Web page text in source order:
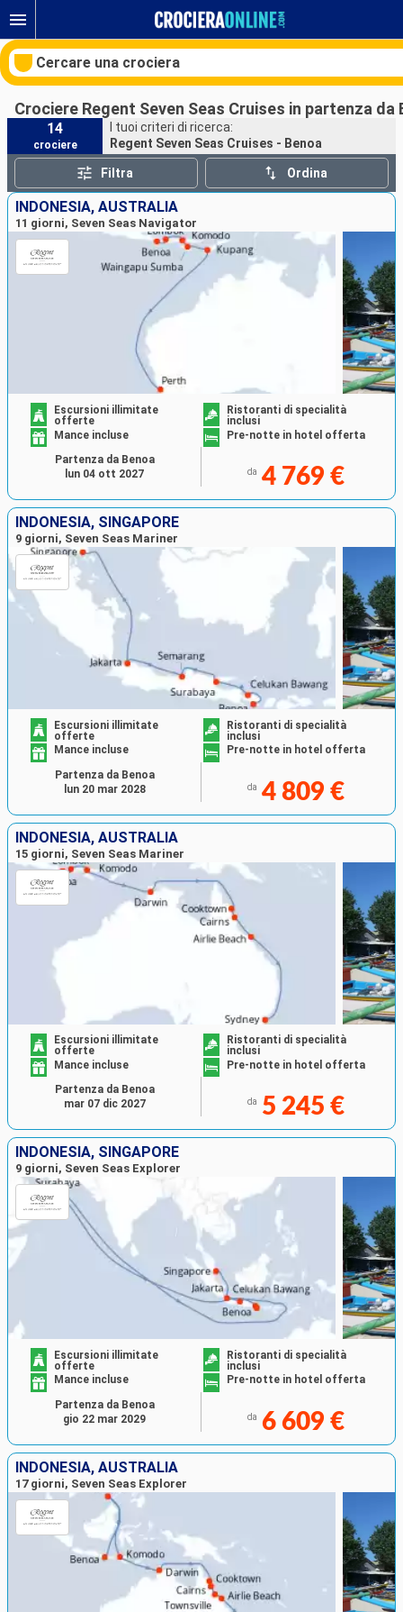
Cercare una crociera
Le nostre destinazioni
Mesi di partenza
Porti Compagnie
Ricerca
Crociere Regent Seven Seas Cruises in partenza da
14
crociere
I tuoi criteri di ricerca:
Regent Seven Seas Cruises - Benoa
Filtra Ordina
INDONESIA, AUSTRALIA
11 giorni, Seven Seas Navigator
Escursioni illimitate
offerte
Ristoranti di specialità
inclusi
Mance incluse
Pre-notte in hotel offerta
da 4 769 €
Partenza da Benoa
lun 04 ott 2027
INDONESIA, SINGAPORE
9 giorni, Seven Seas Mariner
Escursioni illimitate
offerte
Ristoranti di specialità
inclusi
Mance incluse
Pre-notte in hotel offerta
da 4 809 €
Partenza da Benoa
lun 20 mar 2028
INDONESIA, AUSTRALIA
15 giorni, Seven Seas Mariner
Escursioni illimitate
offerte
Ristoranti di specialità
inclusi
Mance incluse
Pre-notte in hotel offerta
da 5 245 €
Partenza da Benoa
mar 07 dic 2027
INDONESIA, SINGAPORE
9 giorni, Seven Seas Explorer
Escursioni illimitate
offerte
Ristoranti di specialità
inclusi
Mance incluse
Pre-notte in hotel offerta
da 6 609 €
Partenza da Benoa
gio 22 mar 2029
INDONESIA, AUSTRALIA
17 giorni, Seven Seas Explorer